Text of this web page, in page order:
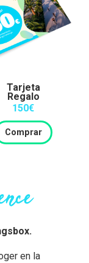
Tarjeta
Regalo
150€
Comprar
en la